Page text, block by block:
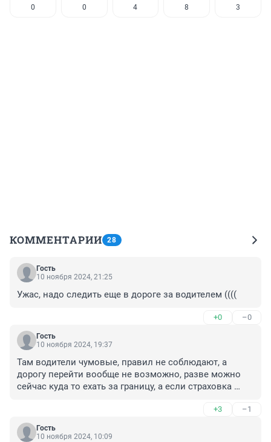
0 0 4 8 3
КОММЕНТАРИИ 28
Гость
10 ноября 2024, 21:25
Ужас, надо следить еще в дороге за водителем ((((
+0 –0
Гость
10 ноября 2024, 19:37
Там водители чумовые, правил не соблюдают, а
дорогу перейти вообще не возможно, разве можно
сейчас куда то ехать за границу, а если страховка
+3 –1
Гость
10 ноября 2024, 10:09